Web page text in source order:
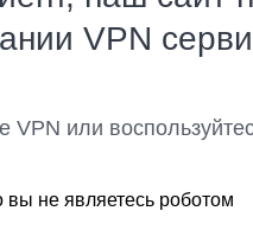
VPN
VPN или
вы не являетесь роботом